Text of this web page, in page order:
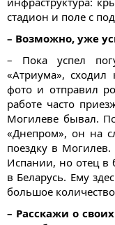
стадион и поле с
– Возможно, уже
– Пока успел
«Атриума»,
фото и отправил
работе часто
Могилеве бывал.
«Днепром», он на
поездку в
Испании, но отец в
в Беларусь. Ему
большое
– Расскажи о